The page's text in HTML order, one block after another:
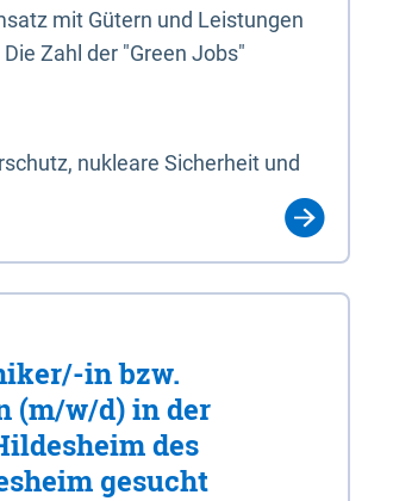
mit Gütern und Leistungen
Zahl der "Green Jobs"
nukleare Sicherheit und
in bzw.
(m/w/d) in der
des
gesucht